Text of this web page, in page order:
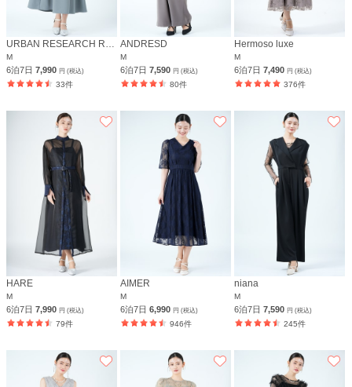
M
6泊7日 7,990 円 (税込)
33件
ANDRESD
M
6泊7日7,590円 (税込)
80件
Hermoso luxe
M
6泊7日7,490円 (税込)
376件
HARE
M
6泊7日 7,990 円 (税込)
79件
AIMER
M
6泊7日6,990円 (税込)
946件
niana
M
6泊7日7,590円 (税込)
245件